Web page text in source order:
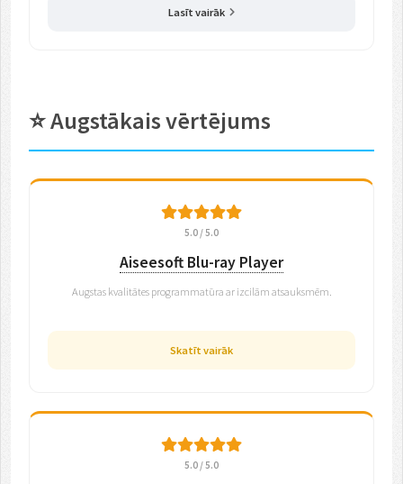
Lasīt vairāk
⭐ Augstākais vērtējums
5.0 / 5.0
Aiseesoft Blu-ray Player
Augstas kvalitātes programmatūra ar izcilām atsauksmēm.
Skatīt vairāk
5.0 / 5.0